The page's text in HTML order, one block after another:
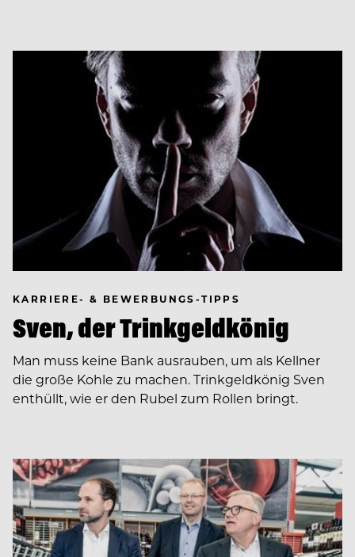
KARRIERE- & BEWERBUNGS-TIPPS
Sven, der Trinkgeldkönig
Man muss keine Bank ausrauben, um als Kellner
die große Kohle zu machen. Trinkgeldkönig Sven
enthüllt, wie er den Rubel zum Rollen bringt.